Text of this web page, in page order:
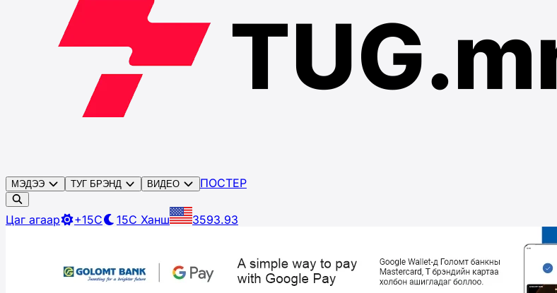
МЭДЭЭ ТУГ БРЭНД ВИДЕО ПОСТЕР
Цаг агаар +15C 15C Ханш 3593.93